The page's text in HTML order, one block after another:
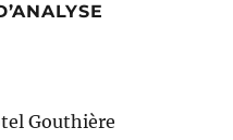
Gouthière